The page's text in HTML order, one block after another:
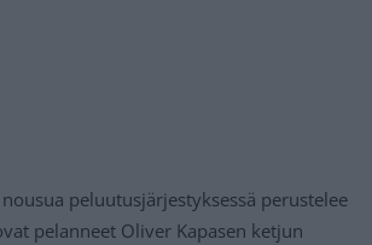
nousua peluutusjärjestyksessä perustelee
pelanneet Oliver Kapasen ketjun